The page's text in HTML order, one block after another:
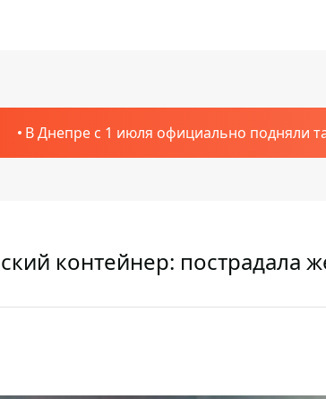
В Днепре с 1 июля официально подняли
контейнер: пострадала